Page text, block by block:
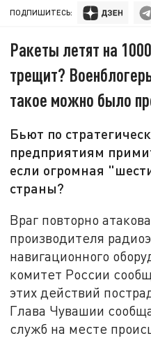
ПОДПИШИТЕСЬ:
Ракеты летят на
трещит?
такое можно было
Бьют по
предприятиям
если огромная
страны?
Враг повторно
производителя
навигационного
комитет России
этих действий
Глава Чувашии
служб на месте